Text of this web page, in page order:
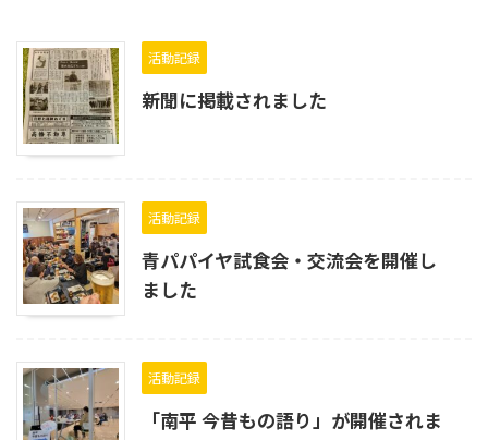
活動記録
新聞に掲載されました
活動記録
青パパイヤ試食会・交流会を開催し
ました
活動記録
「南平 今昔もの語り」が開催されま